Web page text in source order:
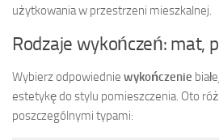
użytkowania w przestrzeni mieszkalnej.
Rodzaje wykończeń: mat,
Wybierz odpowiednie wykończenie
estetykę do stylu pomieszczenia. Oto
poszczególnymi typami: